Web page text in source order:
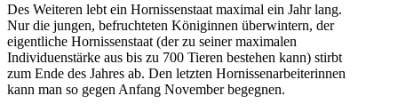
Des Weiteren lebt ein Hornissenstaat maximal ein Jahr lang.
Nur die jungen, befruchteten Königinnen überwintern, der
eigentliche Hornissenstaat (der zu seiner maximalen
Individuenstärke aus bis zu 700 Tieren bestehen kann) stirbt
zum Ende des Jahres ab. Den letzten Hornissenarbeiterinnen
kann man so gegen Anfang November begegnen.